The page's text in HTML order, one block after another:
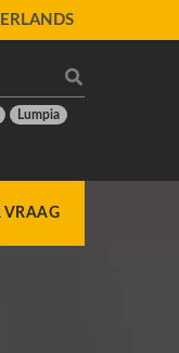
Lumpia
VRAAG